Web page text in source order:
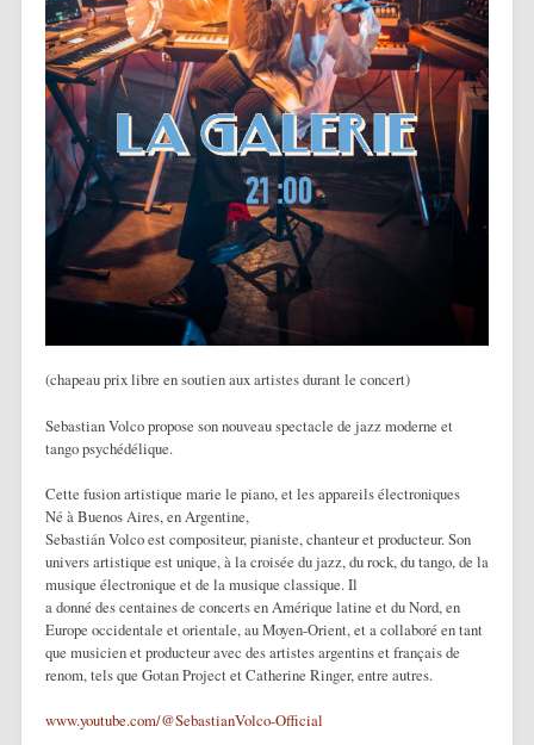
(chapeau prix libre en soutien aux artistes durant le concert)
Sebastian Volco propose son nouveau spectacle de jazz moderne et
tango psychédélique.
Cette fusion artistique marie le piano, et les appareils électroniques
Né à Buenos Aires, en Argentine,
Sebastián Volco est compositeur, pianiste, chanteur et producteur. Son
univers artistique est unique, à la croisée du jazz, du rock, du tango, de la
musique électronique et de la musique classique. Il
a donné des centaines de concerts en Amérique latine et du Nord, en
Europe occidentale et orientale, au Moyen-Orient, et a collaboré en tant
que musicien et producteur avec des artistes argentins et français de
renom, tels que Gotan Project et Catherine Ringer, entre autres.
www.youtube.com/@SebastianVolco-Official